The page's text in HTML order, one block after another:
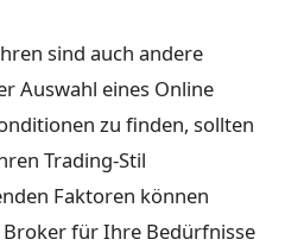
sind auch andere
Auswahl eines Online
zu finden, sollten
Trading-Stil
Faktoren können
für Ihre Bedürfnisse